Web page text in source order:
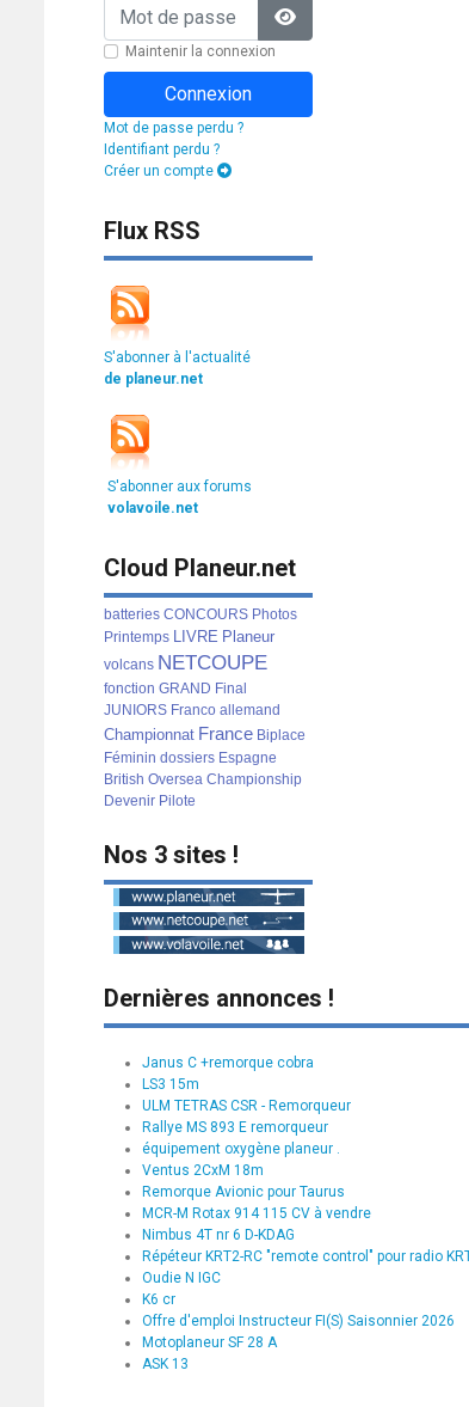
Afficher le mot de
Maintenir la connexion
Connexion
Mot de passe perdu ?
Identifiant perdu ?
Créer un compte
Flux RSS
S'abonner à l'actualité
de planeur.net
S'abonner aux forums
volavoile.net
Cloud Planeur.net
batteries CONCOURS Photos
Printemps LIVRE Planeur
volcans NETCOUPE
fonction GRAND Final
JUNIORS Franco allemand
Championnat France Biplace
Féminin dossiers Espagne
British Oversea Championship
Devenir Pilote
Nos 3 sites !
Dernières annonces !
Janus C +remorque cobra
LS3 15m
ULM TETRAS CSR - Remorqueur
Rallye MS 893 E remorqueur
équipement oxygène planeur .
Ventus 2CxM 18m
Remorque Avionic pour Taurus
MCR-M Rotax 914 115 CV à vendre
Nimbus 4T nr 6 D-KDAG
Répéteur KRT2-RC "remote control" pour radio
Oudie N IGC
K6 cr
Offre d'emploi Instructeur FI(S) Saisonnier 2026
Motoplaneur SF 28 A
ASK 13